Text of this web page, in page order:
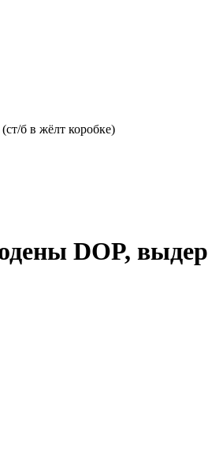
б в жёлт коробке)
DOP,